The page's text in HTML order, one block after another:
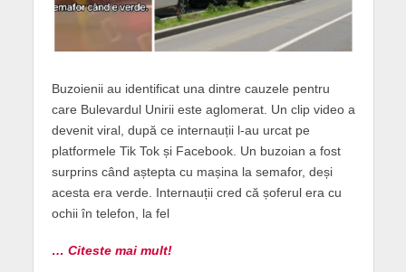
Buzoienii au identificat una dintre cauzele pentru
care Bulevardul Unirii este aglomerat. Un clip video a
devenit viral, după ce internauții l-au urcat pe
platformele Tik Tok și Facebook. Un buzoian a fost
surprins când aștepta cu mașina la semafor, deși
acesta era verde. Internauții cred că șoferul era cu
ochii în telefon, la fel
… Citeste mai mult!